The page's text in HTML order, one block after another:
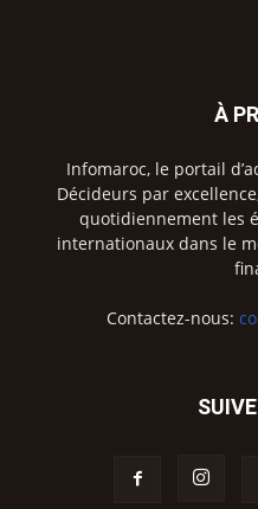
À
Infomaroc, le portail
Décideurs par
quotidiennement les
internationaux dans le
Contactez-nous: